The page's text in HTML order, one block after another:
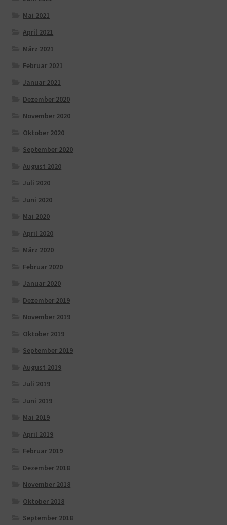
Mai 2021
April 2021
März 2021
Februar 2021
Januar 2021
Dezember 2020
November 2020
Oktober 2020
September 2020
August 2020
Juli 2020
Juni 2020
Mai 2020
April 2020
März 2020
Februar 2020
Januar 2020
Dezember 2019
November 2019
Oktober 2019
September 2019
August 2019
Juli 2019
Juni 2019
Mai 2019
April 2019
Februar 2019
Dezember 2018
November 2018
Oktober 2018
September 2018